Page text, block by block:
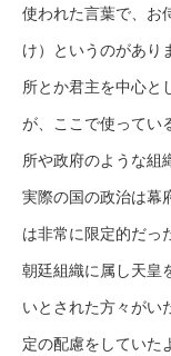
使われた言葉で、お
け）というのがあり
所とか君主を中心と
が、ここで使ってい
所や政府のような組
実際の国の政治は幕
は非常に限定的だっ
朝廷組織に属し天皇
いとされた方々がい
定の配慮をしていた